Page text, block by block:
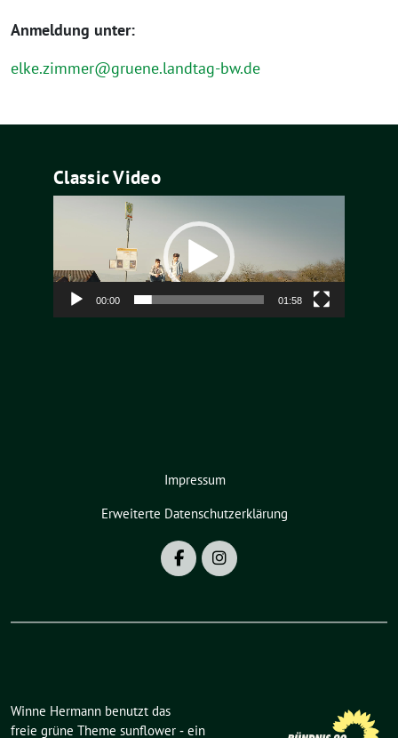
Anmeldung unter:
elke.zimmer@gruene.landtag-bw.de
Classic Video
00:00 01:58
Impressum
Erweiterte Datenschutzerklärung
Winne Hermann benutzt das
freie grüne Theme sunflower ‐ ein